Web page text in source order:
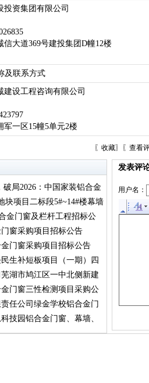
投资集团有限公司
信大道369号建投集团D幢12楼
及联系方式
建设工程咨询有限公司
军一区15幢5单元2楼
〖 收藏〗〖 查看
局2026：中国家装铝合金
级路径（铝门窗篇）
块项目二标段5#~14#楼幕墙
告金门窗及栏杆工程招标公
窗采购项目招标公告
门窗采购项目招标公告
生补短板项目（一期）四
湖市鸠江区一中北侧新建
门窗材料招标
门窗三性检测项目采购公
任公司绿金学校铝合金门
技园铝合金门窗、幕墙、
发表评
用户名：